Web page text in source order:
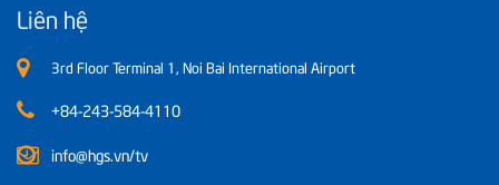
Liên hệ
3rd Floor Terminal 1, Noi Bai International Airport
+84-243-584-4110
info@hgs.vn/tv